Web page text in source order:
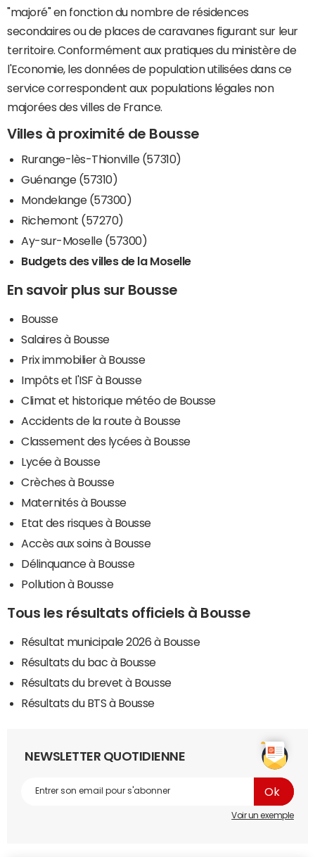
"majoré" en fonction du nombre de résidences
secondaires ou de places de caravanes figurant sur leur
territoire. Conformément aux pratiques du ministère de
l'Economie, les données de population utilisées dans ce
service correspondent aux populations légales non
majorées des villes de France.
Villes à proximité de Bousse
Rurange-lès-Thionville (57310)
Guénange (57310)
Mondelange (57300)
Richemont (57270)
Ay-sur-Moselle (57300)
Budgets des villes de la Moselle
En savoir plus sur Bousse
Bousse
Salaires à Bousse
Prix immobilier à Bousse
Impôts et l'ISF à Bousse
Climat et historique météo de Bousse
Accidents de la route à Bousse
Classement des lycées à Bousse
Lycée à Bousse
Crèches à Bousse
Maternités à Bousse
Etat des risques à Bousse
Accès aux soins à Bousse
Délinquance à Bousse
Pollution à Bousse
Tous les résultats officiels à Bousse
Résultat municipale 2026 à Bousse
Résultats du bac à Bousse
Résultats du brevet à Bousse
Résultats du BTS à Bousse
NEWSLETTER QUOTIDIENNE
Voir un exemple